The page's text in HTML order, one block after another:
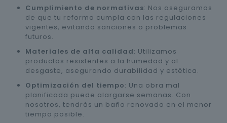
Cumplimiento de normativas: Nos aseguramos
de que tu reforma cumpla con las regulaciones
vigentes, evitando sanciones o problemas
futuros.
Materiales de alta calidad: Utilizamos
productos resistentes a la humedad y al
desgaste, asegurando durabilidad y estética.
Optimización del tiempo: Una obra mal
planificada puede alargarse semanas. Con
nosotros, tendrás un baño renovado en el menor
tiempo posible.